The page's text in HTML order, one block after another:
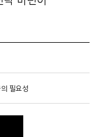
필요성